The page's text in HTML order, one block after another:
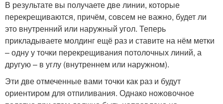
В результате вы получаете две линии, которые
перекрещиваются, причём, совсем не важно, будет ли
это внутренний или наружный угол. Теперь
прикладываете молдинг ещё раз и ставите на нём метки
– одну у точки перекрещивания потолочных линий, а
другую – в углу (внутреннем или наружном).
Эти две отмеченные вами точки как раз и будут
ориентиром для отпиливания. Однако ножовочное